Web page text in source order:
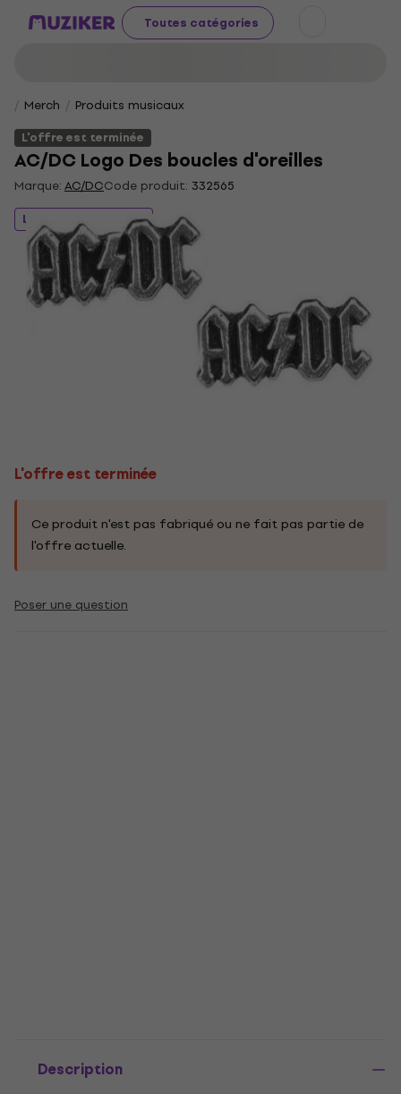
Toutes catégories
Merch
Produits musicaux
L'offre est terminée
AC/DC Logo Des boucles d'oreilles
Marque:AC/DCCode produit: 332565
L'offre est terminée
L'offre est terminée
Ce produit n'est pas fabriqué ou ne fait pas partie de
l'offre actuelle.
Poser une question
Description